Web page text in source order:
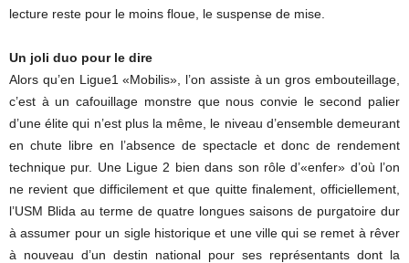
lecture reste pour le moins floue, le suspense de mise.
Un joli duo pour le dire
Alors qu’en Ligue1 «Mobilis», l’on assiste à un gros embouteillage,
c’est à un cafouillage monstre que nous convie le second palier
d’une élite qui n’est plus la même, le niveau d’ensemble demeurant
en chute libre en l’absence de spectacle et donc de rendement
technique pur. Une Ligue 2 bien dans son rôle d’«enfer» d’où l’on
ne revient que difficilement et que quitte finalement, officiellement,
l’USM Blida au terme de quatre longues saisons de purgatoire dur
à assumer pour un sigle historique et une ville qui se remet à rêver
à nouveau d’un destin national pour ses représentants dont la